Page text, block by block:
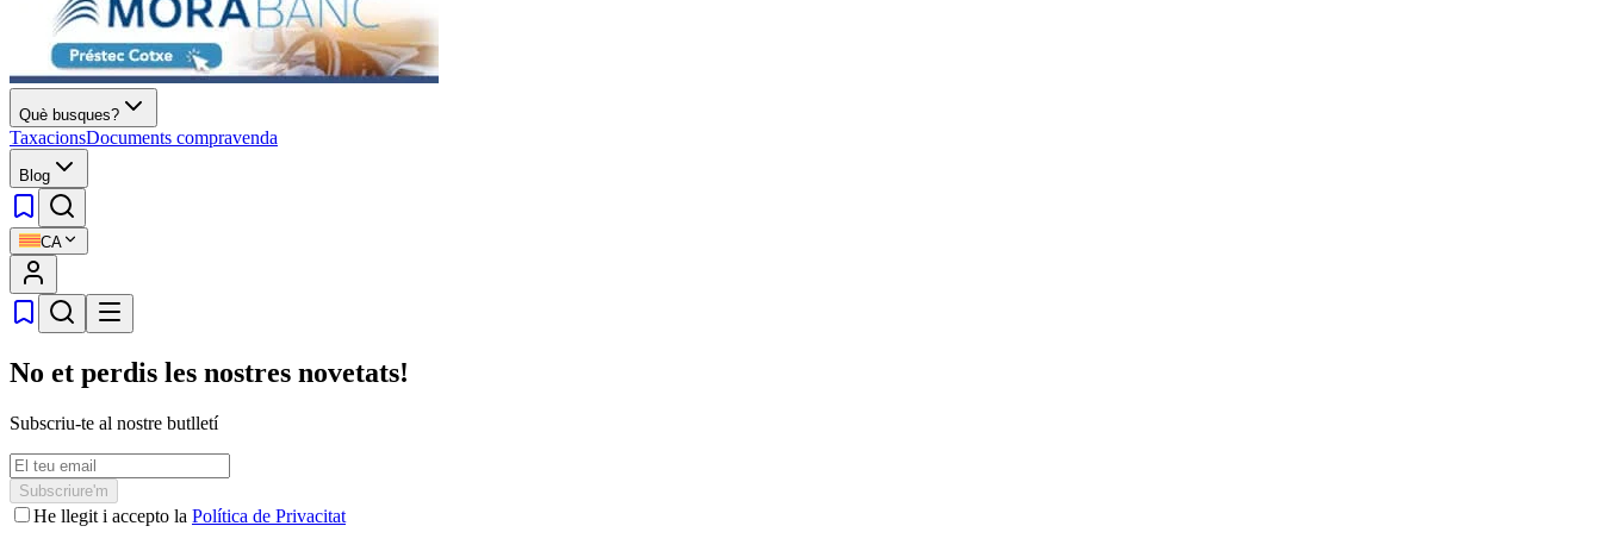
Què busques?
TaxacionsDocuments compravenda
Blog
CA
No et perdis les nostres novetats!
Subscriu-te al nostre butlletí
Subscriure'm
He llegit i accepto la Política de Privacitat